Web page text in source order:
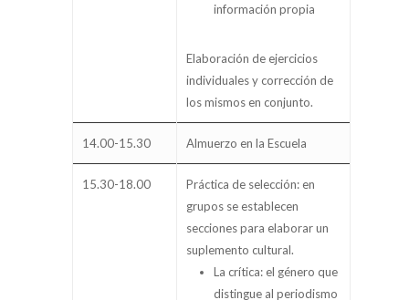
información propia
Elaboración de ejercicios
individuales y corrección de
los mismos en conjunto.
14.00-15.30 Almuerzo en la Escuela
15.30-18.00
Práctica de selección: en
grupos se establecen
secciones para elaborar un
suplemento cultural.
La crítica: el género que
distingue al periodismo